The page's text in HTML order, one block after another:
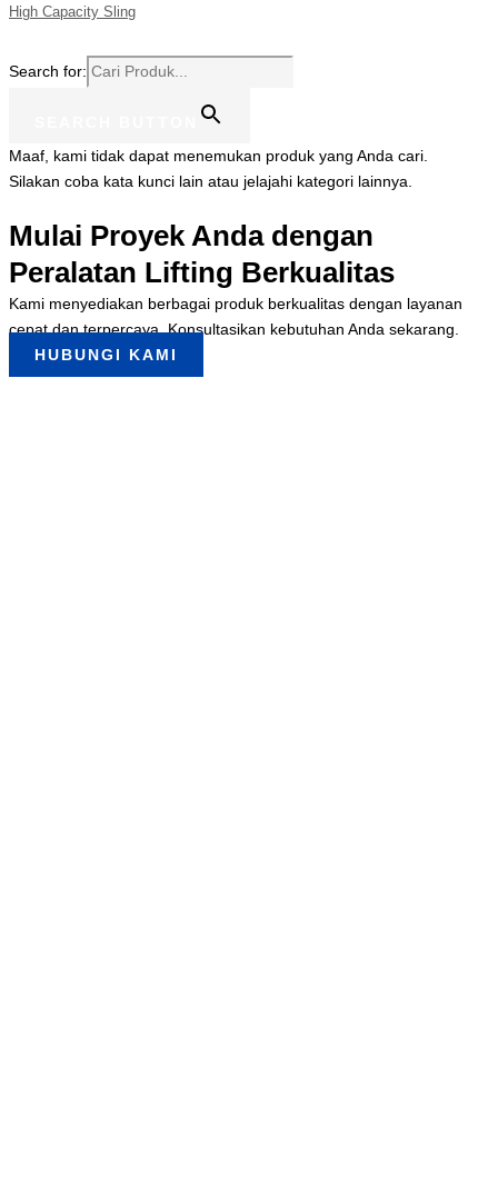
High Capacity Sling
Search for:
Maaf, kami tidak dapat menemukan produk yang Anda cari.
Silakan coba kata kunci lain atau jelajahi kategori lainnya.
Mulai Proyek Anda dengan
Peralatan Lifting Berkualitas
Kami menyediakan berbagai produk berkualitas dengan layanan
cepat dan terpercaya. Konsultasikan kebutuhan Anda sekarang.
HUBUNGI KAMI